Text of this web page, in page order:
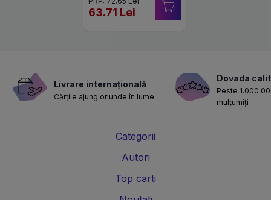
the Big Reveal
63.71 Lei
Livrare internațională
Cărțile ajung oriunde în lume
Dovada
Peste
mulțumiți
Categorii
Autori
Top carti